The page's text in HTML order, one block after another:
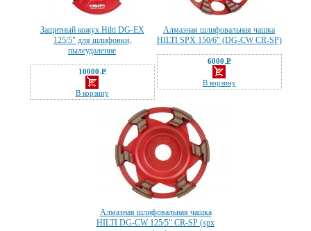
Защитный кожух Hilti DG-EX
125/5" для шлифовки,
пылеудаление
10000 Р
—
В корзину
Алмазная шлифовальная чашка
HILTI SPX 150/6" (DG-CW CR-SP)
6000 Р
—
В корзину
Алмазная шлифовальная чашка
HILTI DG-CW 125/5" CR-SP (spx